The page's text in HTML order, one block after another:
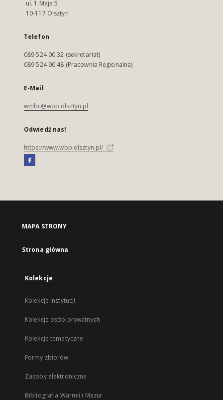
ul. 1 Maja 5
10-117 Olsztyn
Telefon
089 524 90 32 (sekretariat)
089 524 90 48 (Pracownia Regionalna)
E-Mail
wmbc@wbp.olsztyn.pl
Odwiedź nas!
https://www.wbp.olsztyn.pl/
MAPA STRONY
Strona główna
Kolekcje
Kolekcje instytucji
Kolekcje osób prywatnych
Kolekcje tematyczne
Formy zbiorów
Zasoby elektroniczne
Bibliografia Warmii i Mazur